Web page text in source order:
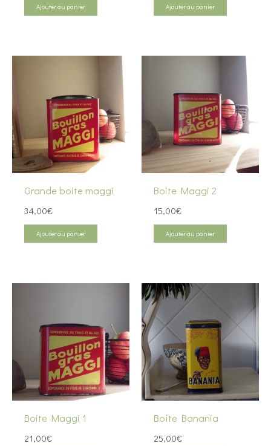
Ajouter au panier Ajouter au panier
Grande boite maggi
34,00€
Ajouter au panier
Boite Maggi 2
15,00€
Ajouter au panier
Boite Maggi 1
21,00€
Boîte Banania
25,00€